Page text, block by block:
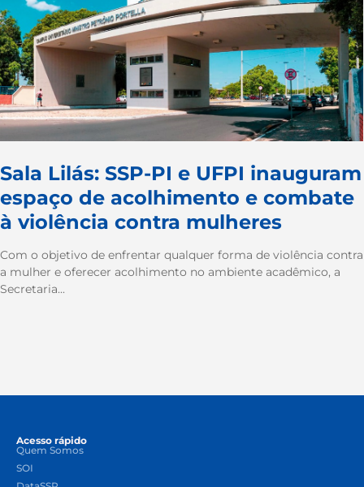
Sala Lilás: SSP-PI e UFPI inauguram
espaço de acolhimento e combate
à violência contra mulheres
Com o objetivo de enfrentar qualquer forma de violência contra
a mulher e oferecer acolhimento no ambiente acadêmico, a
Secretaria...
Acesso rápido
Quem Somos
SOI